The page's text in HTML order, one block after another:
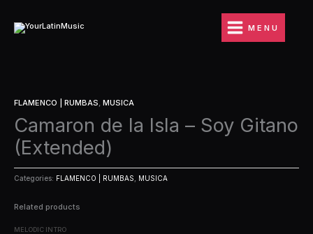
contenido
MENU
FLAMENCO | RUMBAS, MUSICA
Camaron de la Isla – Soy Gitano
(Extended)
Categories: FLAMENCO | RUMBAS, MUSICA
Related products
MELODIC INTRO